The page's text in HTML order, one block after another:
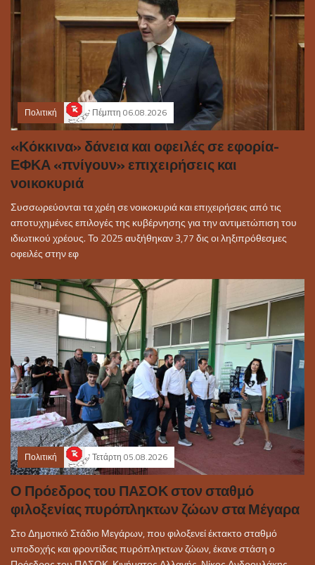
Πολιτική Πέμπτη 06.08.2026
«Κόκκινα» δάνεια και οφειλές σε εφορία-
ΕΦΚΑ «πνίγουν» επιχειρήσεις και
νοικοκυριά
Συσσωρεύονται τα χρέη σε νοικοκυριά και επιχειρήσεις από τις
αποτυχημένες επιλογές της κυβέρνησης για την αντιμετώπιση του
ιδιωτικού χρέους. Το 2025 αυξήθηκαν 3,77 δις οι ληξιπρόθεσμες
οφειλές στην εφ
Πολιτική Τετάρτη 05.08.2026
Ο Πρόεδρος του ΠΑΣΟΚ στον σταθμό
φιλοξενίας πυρόπληκτων ζώων στα Μέγαρα
Στο Δημοτικό Στάδιο Μεγάρων, που φιλοξενεί έκτακτο σταθμό
υποδοχής και φροντίδας πυρόπληκτων ζώων, έκανε στάση ο